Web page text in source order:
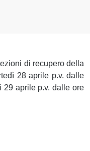
di recupero della
28 aprile p.v. dalle
29 aprile p.v. dalle ore